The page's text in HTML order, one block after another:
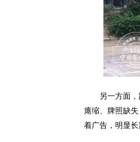
另一方面，路
瘪缩、 牌照缺
着广告，明显长